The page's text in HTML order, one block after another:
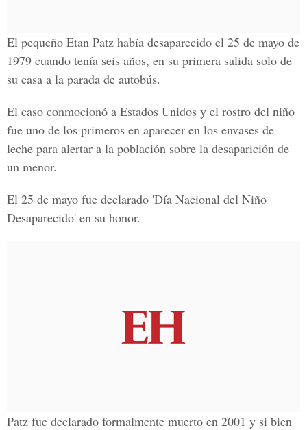
El pequeño Etan Patz había desaparecido el 25 de mayo de
1979 cuando tenía seis años, en su primera salida solo de
su casa a la parada de autobús.
El caso conmocionó a Estados Unidos y el rostro del niño
fue uno de los primeros en aparecer en los envases de
leche para alertar a la población sobre la desaparición de
un menor.
El 25 de mayo fue declarado 'Día Nacional del Niño
Desaparecido' en su honor.
Patz fue declarado formalmente muerto en 2001 y si bien